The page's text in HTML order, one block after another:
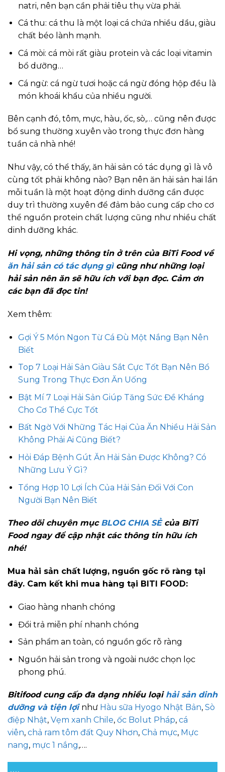
natri, nên bạn cần phải tiêu thụ vừa phải.
Cá thu: cá thu là một loại cá chứa nhiều dầu, giàu
chất béo lành mạnh.
Cá mòi: cá mòi rất giàu protein và các loại vitamin
bổ dưỡng…
Cá ngừ: cá ngừ tươi hoặc cá ngừ đóng hộp đều là
món khoái khẩu của nhiều người.
Bên cạnh đó, tôm, mực, hàu, ốc, sò,… cũng nên được
bổ sung thường xuyên vào trong thực đơn hàng
tuần cả nhà nhé!
Như vậy, có thể thấy, ăn hải sản có tác dụng gì là vô
cùng tốt phải không nào? Bạn nên ăn hải sản hai lần
mỗi tuần là một hoạt động dinh dưỡng cần được
duy trì thường xuyên để đảm bảo cung cấp cho cơ
thể nguồn protein chất lượng cũng như nhiều chất
dinh dưỡng khác.
Hi vọng, những thông tin ở trên của BiTi Food về
ăn hải sản có tác dụng gìcũng như những loại
hải sản nên ăn sẽ hữu ích với bạn đọc. Cảm ơn
các bạn đã đọc tin!
Xem thêm:
Gợi Ý 5 Món Ngon Từ Cá Đù Một Nắng Bạn Nên
Biết
Top 7 Loại Hải Sản Giàu Sắt Cực Tốt Bạn Nên Bổ
Sung Trong Thực Đơn Ăn Uống
Bật Mí 7 Loại Hải Sản Giúp Tăng Sức Đề Kháng
Cho Cơ Thể Cực Tốt
Bất Ngờ Với Những Tác Hại Của Ăn Nhiều Hải Sản
Không Phải Ai Cũng Biết?
Hỏi Đáp Bệnh Gút Ăn Hải Sản Được Không? Có
Những Lưu Ý Gì?
Tổng Hợp 10 Lợi Ích Của Hải Sản Đối Với Con
Người Bạn Nên Biết
Theo dõi chuyên mục BLOG CHIA SẺcủa BiTi
Food ngay để cập nhật các thông tin hữu ích
nhé!
Mua hải sản chất lượng, nguồn gốc rõ ràng tại
đây. Cam kết khi mua hàng tại BITI FOOD:
Giao hàng nhanh chóng
Đổi trả miễn phí nhanh chóng
Sản phẩm an toàn, có nguồn gốc rõ ràng
Nguồn hải sản trong và ngoài nước chọn lọc
phong phú.
Bitifood cung cấp đa dạng nhiều loại hải sản dinh
dưỡng và tiện lợi như Hàu sữa Hyogo Nhật Bản, Sò
điệp Nhật, Vẹm xanh Chile, ốc Bolut Pháp, cá
viên, chả ram tôm đất Quy Nhơn, Chả mực, Mực
nang, mực 1 nắng,….